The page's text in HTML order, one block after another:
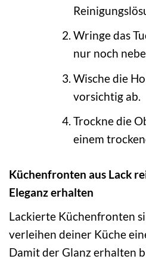
Wringe das
nur noch
Wische die
vorsichtig ab.
Trockne die
einem
Küchenfronten aus Lack
Eleganz erhalten
Lackierte Küchenfronten
verleihen deiner Küche
Damit der Glanz erhalten